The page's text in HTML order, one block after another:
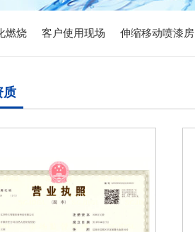
燃烧 客户使用现场 伸缩移动喷漆房
质